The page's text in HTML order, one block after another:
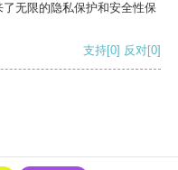
无限的隐私保护和安全性保
支持[0] 反对[0]